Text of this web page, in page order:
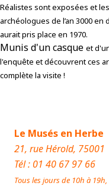
Réalistes sont exposées et
archéologues de l’an 3000
aurait pris place en 1970.
Munis d'un casque et
l'enquête et découvrent ces
complète la visite !
Le Musés en Herbe
21, rue Hérold, 75001
Tél : 01 40 67 97 66
Tous les jours de 10h à